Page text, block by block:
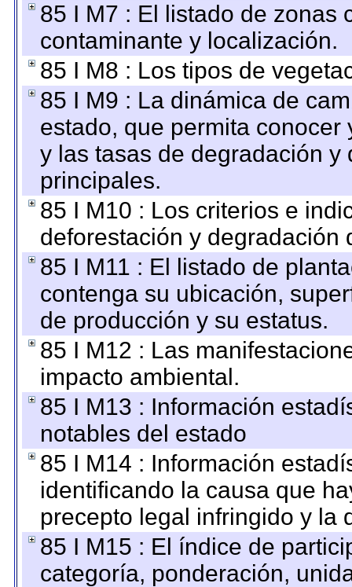
85 I M7 : El listado de zonas
contaminante y localización.
85 I M8 : Los tipos de
85 I M9 : La dinámica de
estado, que permita
y las tasas de degradación
principales.
85 I M10 : Los criterios e
deforestación y degradación
85 I M11 : El listado de
contenga su ubicación,
de producción y su estatus.
85 I M12 : Las
impacto ambiental.
85 I M13 : Información
notables del estado
85 I M14 : Información
identificando la causa que
precepto legal infringido y la
85 I M15 : El índice de
categoría, ponderación,